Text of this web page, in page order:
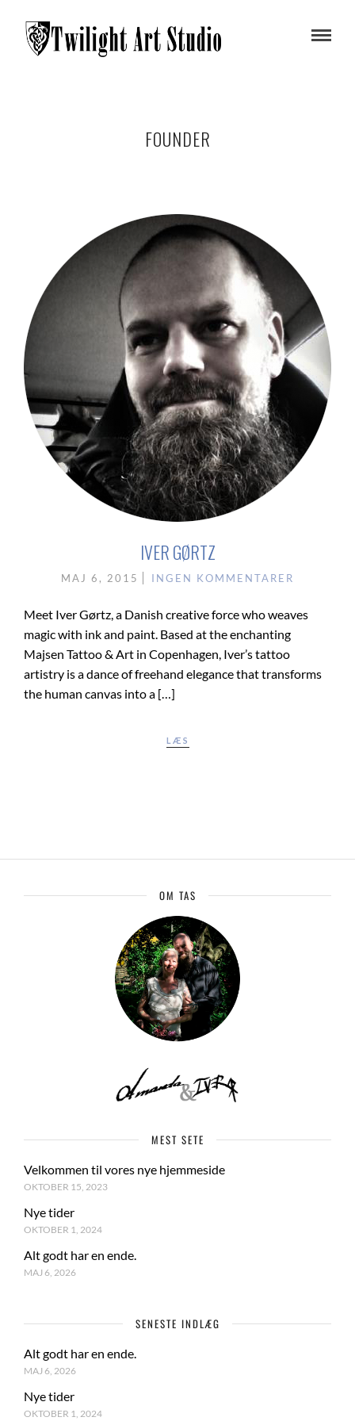
FOUNDER
IVER GØRTZ
MAJ 6, 2015 INGEN KOMMENTARER
Meet Iver Gørtz, a Danish creative force who weaves
magic with ink and paint. Based at the enchanting
Majsen Tattoo & Art in Copenhagen, Iver’s tattoo
artistry is a dance of freehand elegance that transforms
the human canvas into a […]
LÆS
OM TAS
MEST SETE
Velkommen til vores nye hjemmeside
OKTOBER 15, 2023
Nye tider
OKTOBER 1, 2024
Alt godt har en ende.
MAJ 6, 2026
SENESTE INDLÆG
Alt godt har en ende.
MAJ 6, 2026
Nye tider
OKTOBER 1, 2024